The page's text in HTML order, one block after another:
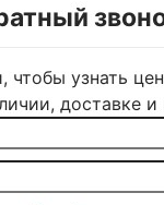
чтобы узнать
доставке и